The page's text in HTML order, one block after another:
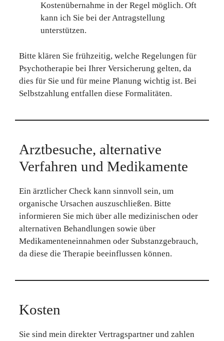
Kostenübernahme in der Regel möglich. Oft
kann ich Sie bei der Antragstellung
unterstützen.
Bitte klären Sie frühzeitig, welche Regelungen für
Psychotherapie bei Ihrer Versicherung gelten, da
dies für Sie und für meine Planung wichtig ist. Bei
Selbstzahlung entfallen diese Formalitäten.
Arztbesuche, alternative
Verfahren und Medikamente
Ein ärztlicher Check kann sinnvoll sein, um
organische Ursachen auszuschließen. Bitte
informieren Sie mich über alle medizinischen oder
alternativen Behandlungen sowie über
Medikamenteneinnahmen oder Substanzgebrauch,
da diese die Therapie beeinflussen können.
Kosten
Sie sind mein direkter Vertragspartner und zahlen